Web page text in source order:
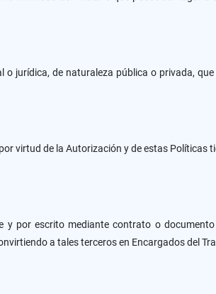
o jurídica, de naturaleza pública o privada,
virtud de la Autorización y de estas
y por escrito mediante contrato o
a tales terceros en Encargados del